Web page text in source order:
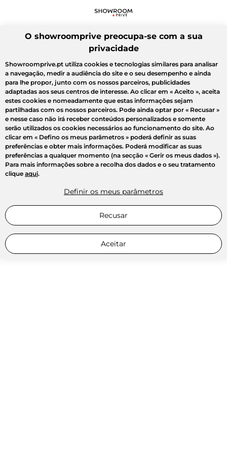
O showroomprive preocupa-se com a sua
privacidade
Showroomprive.pt utiliza cookies e tecnologias similares para analisar
a navegação, medir a audiência do site e o seu desempenho e ainda
para lhe propor, junto com os nossos parceiros, publicidades
adaptadas aos seus centros de interesse. Ao clicar em « Aceito », aceita
estes cookies e nomeadamente que estas informações sejam
partilhadas com os nossos parceiros. Pode ainda optar por « Recusar »
e nesse caso não irá receber conteúdos personalizados e somente
serão utilizados os cookies necessários ao funcionamento do site. Ao
clicar em « Defino os meus parâmetros » poderá definir as suas
preferências e obter mais informações. Poderá modificar as suas
preferências a qualquer momento (na secção « Gerir os meus dados »).
Para mais informações sobre a recolha dos dados e o seu tratamento
clique aqui.
Definir os meus parâmetros
Recusar
Aceitar